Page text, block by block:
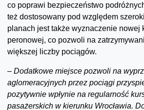
co poprawi bezpieczeństwo
też dostosowany pod względem
planach jest także wyznaczenie nowej
peronowej, co pozwoli na
większej liczby pociągów.
– Dodatkowe miejsce pozwoli na
aglomeracyjnych przez pociągi
pozytywnie wpłynie na regularność
pasażerskich w kierunku Wrocławia.